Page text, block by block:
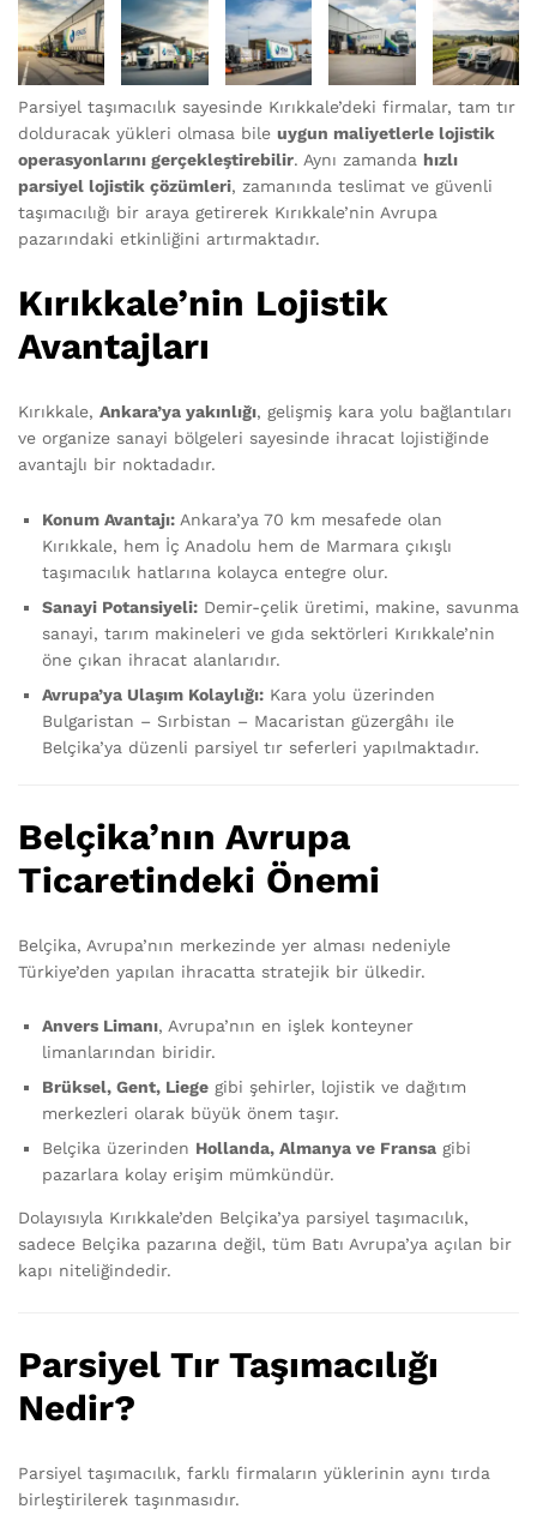
Parsiyel taşımacılık sayesinde Kırıkkale’deki firmalar, tam tır
dolduracak yükleri olmasa bile uygun maliyetlerle lojistik
operasyonlarını gerçekleştirebilir. Aynı zamanda hızlı
parsiyel lojistik çözümleri, zamanında teslimat ve güvenli
taşımacılığı bir araya getirerek Kırıkkale’nin Avrupa
pazarındaki etkinliğini artırmaktadır.
Kırıkkale’nin Lojistik
Avantajları
Kırıkkale, Ankara’ya yakınlığı, gelişmiş kara yolu bağlantıları
ve organize sanayi bölgeleri sayesinde ihracat lojistiğinde
avantajlı bir noktadadır.
Konum Avantajı: Ankara’ya 70 km mesafede olan
Kırıkkale, hem İç Anadolu hem de Marmara çıkışlı
taşımacılık hatlarına kolayca entegre olur.
Sanayi Potansiyeli: Demir-çelik üretimi, makine, savunma
sanayi, tarım makineleri ve gıda sektörleri Kırıkkale’nin
öne çıkan ihracat alanlarıdır.
Avrupa’ya Ulaşım Kolaylığı: Kara yolu üzerinden
Bulgaristan – Sırbistan – Macaristan güzergâhı ile
Belçika’ya düzenli parsiyel tır seferleri yapılmaktadır.
Belçika’nın Avrupa
Ticaretindeki Önemi
Belçika, Avrupa’nın merkezinde yer alması nedeniyle
Türkiye’den yapılan ihracatta stratejik bir ülkedir.
Anvers Limanı, Avrupa’nın en işlek konteyner
limanlarından biridir.
Brüksel, Gent, Liege gibi şehirler, lojistik ve dağıtım
merkezleri olarak büyük önem taşır.
Belçika üzerinden Hollanda, Almanya ve Fransa gibi
pazarlara kolay erişim mümkündür.
Dolayısıyla Kırıkkale’den Belçika’ya parsiyel taşımacılık,
sadece Belçika pazarına değil, tüm Batı Avrupa’ya açılan bir
kapı niteliğindedir.
Parsiyel Tır Taşımacılığı
Nedir?
Parsiyel taşımacılık, farklı firmaların yüklerinin aynı tırda
birleştirilerek taşınmasıdır.